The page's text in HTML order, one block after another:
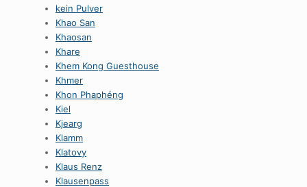
kein Pulver
Khao San
Khaosan
Khare
Khem Kong Guesthouse
Khmer
Khon Phaphéng
Kiel
Kjearg
Klamm
Klatovy
Klaus Renz
Klausenpass